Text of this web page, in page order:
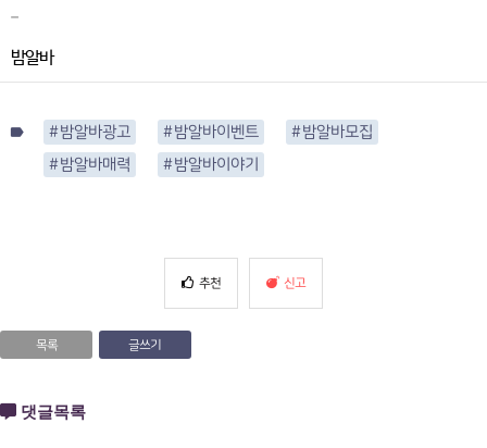
밤알바
label # 밤알바광고 # 밤알바이벤트
# 밤알바모집
# 밤알바매력
# 밤알바이야기
추천 신고
목록 글쓰기
댓글목록